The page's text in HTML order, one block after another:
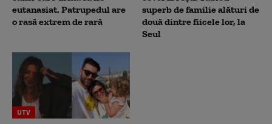
eutanasiat. Patrupedul are
o rasă extrem de rară
superb de familie alături de
două dintre fiicele lor, la
Seul
UTV